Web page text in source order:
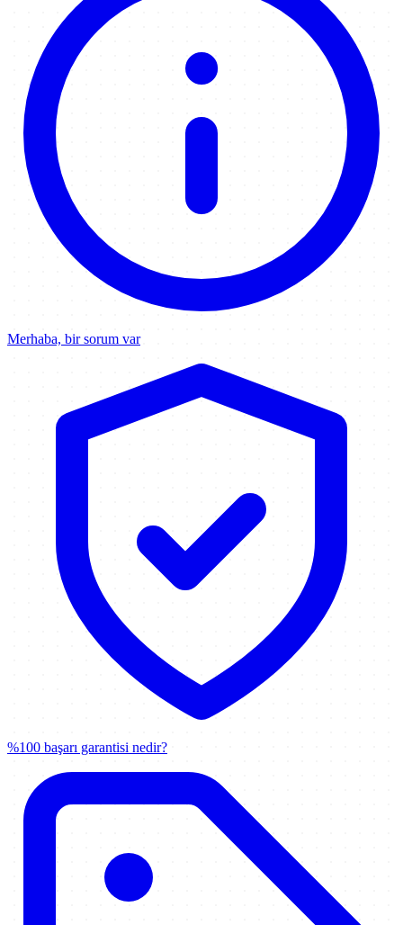
Merhaba, bir sorum var
%100 başarı garantisi nedir?